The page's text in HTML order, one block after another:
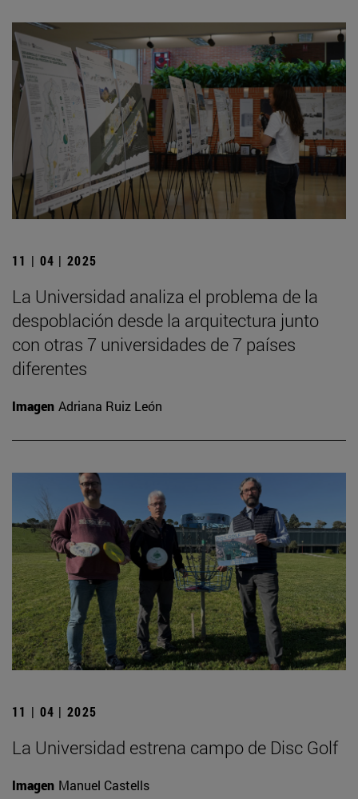
11 | 04 | 2025
La Universidad analiza el problema de la
despoblación desde la arquitectura junto
con otras 7 universidades de 7 países
diferentes
Imagen Adriana Ruiz León
11 | 04 | 2025
La Universidad estrena campo de Disc Golf
Imagen Manuel Castells